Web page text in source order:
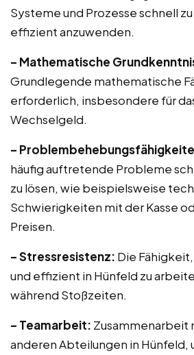
Systeme und Prozesse schnell
effizient anzuwenden.
– Mathematische
Grundlegende mathematische
erforderlich, insbesondere für
Wechselgeld.
–
häufig auftretende Probleme
zu lösen, wie beispielsweise
Schwierigkeiten mit der Kasse
Preisen.
– Stressresistenz: Die
und effizient in Hünfeld zu
während Stoßzeiten.
– Teamarbeit: Zusammenarbeit
anderen Abteilungen in Hünfeld,